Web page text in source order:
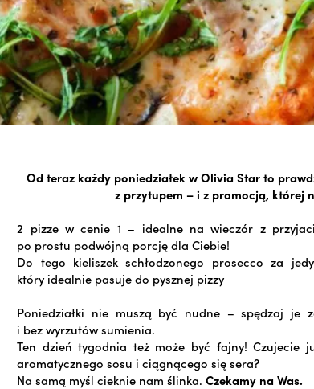
Od teraz każdy poniedziałek w Olivia Star to
z przytupem – i z promocją, której
2 pizze w cenie 1 – idealne na wieczór z
po prostu podwójną porcję dla Ciebie!
Do tego kieliszek schłodzonego prosecco za
który idealnie pasuje do pysznej pizzy
Poniedziałki nie muszą być nudne – spędzaj je
i bez wyrzutów sumienia.
Ten dzień tygodnia też może być fajny! Czujecie
aromatycznego sosu i ciągnącego się sera?
Na samą myśl cieknie nam ślinka.Czekamy na Was.